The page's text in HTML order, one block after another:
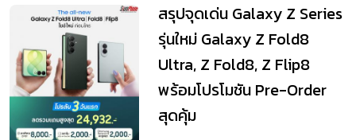
สรุปจุดเด่น Galaxy Z Series
รุ่นใหม่ Galaxy Z Fold8
Ultra, Z Fold8, Z Flip8
พร้อมโปรโมชัน Pre-Order
สุดคุ้ม